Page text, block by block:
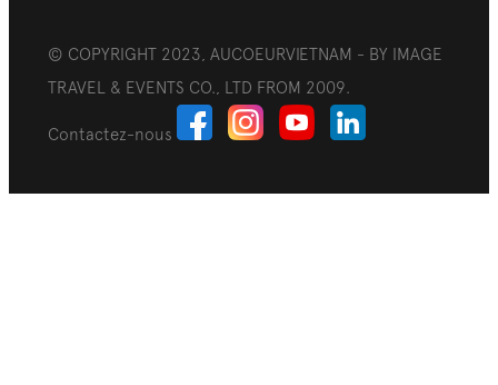
© COPYRIGHT 2023, AUCOEURVIETNAM - BY IMAGE
TRAVEL & EVENTS CO., LTD FROM 2009.
Contactez-nous